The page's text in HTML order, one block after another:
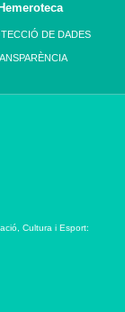
Hemeroteca
DE DADES
Cultura i Esport: